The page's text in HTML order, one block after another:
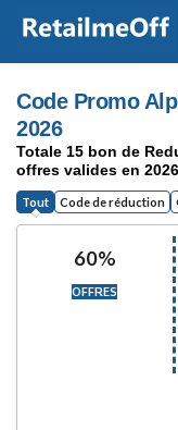
Code Promo
2026
Totale 15 bon de
offres valides en 2026
Tout Code de réduction
60%
OFFRES